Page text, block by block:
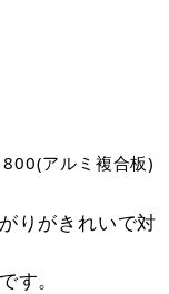
アルミ複合板)
りがきれいで対
す。